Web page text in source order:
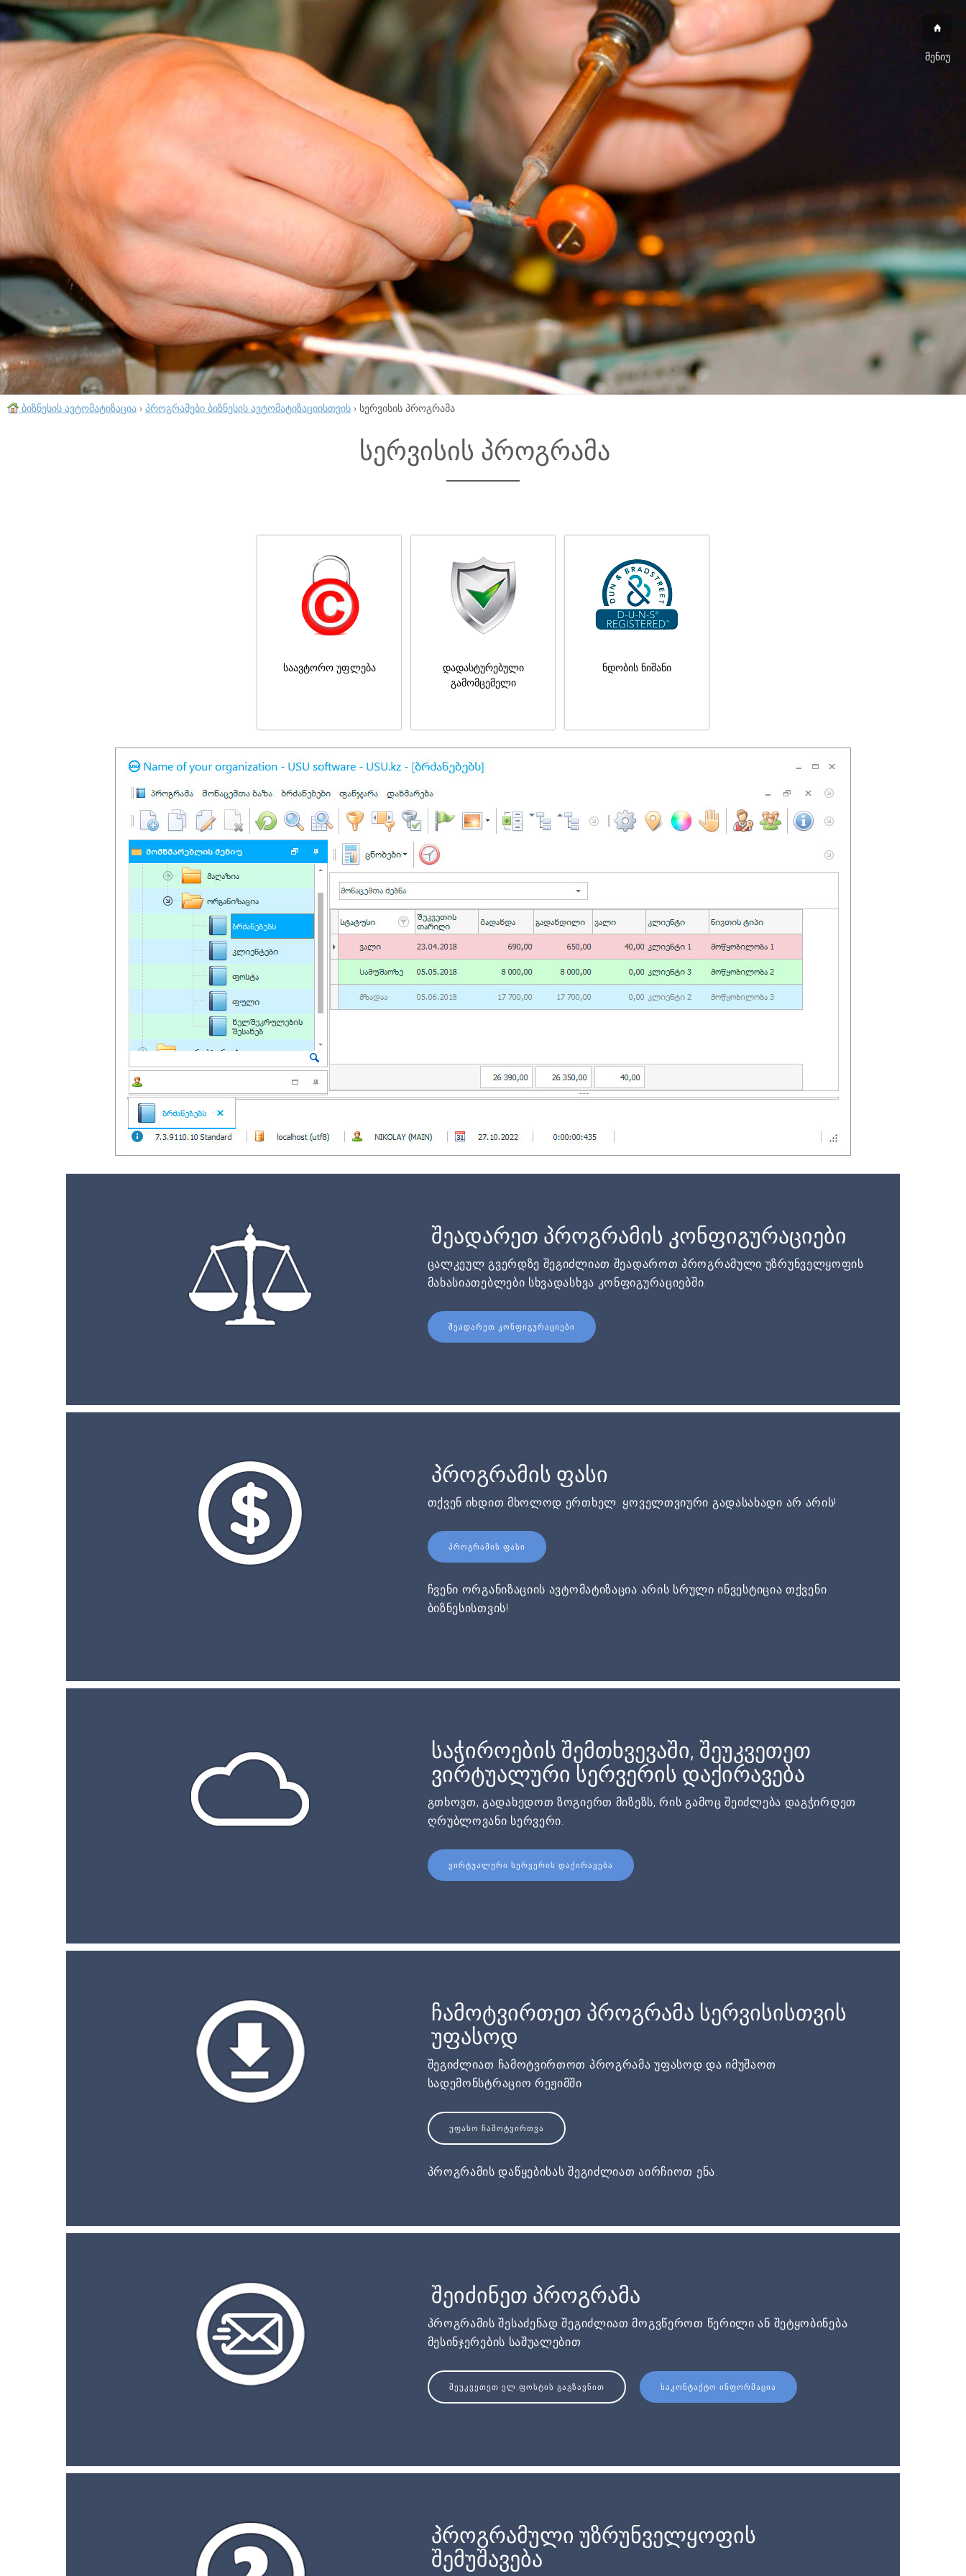
მენიუ
ბიზნესის ავტომატიზაცია › პროგრამები ბიზნესის ავტომატიზაციისთვის › სერვისის პროგრამა
სერვისის პროგრამა
საავტორო უფლება
დადასტურებული
გამომცემელი
ნდობის ნიშანი
შეადარეთ პროგრამის კონფიგურაციები
ცალკეულ გვერდზე შეგიძლიათ შეადაროთ პროგრამული უზრუნველყოფის
მახასიათებლები სხვადასხვა კონფიგურაციებში.
ᲨᲔᲐᲓᲐᲠᲔᲗ ᲙᲝᲜᲤᲘᲒᲣᲠᲐᲪᲘᲔᲑᲘ
პროგრამის ფასი
თქვენ იხდით მხოლოდ ერთხელ. ყოველთვიური გადასახადი არ არის!
ᲞᲠᲝᲒᲠᲐᲛᲘᲡ ᲤᲐᲡᲘ
ჩვენი ორგანიზაციის ავტომატიზაცია არის სრული ინვესტიცია თქვენი
ბიზნესისთვის!
საჭიროების შემთხვევაში, შეუკვეთეთ
ვირტუალური სერვერის დაქირავება
გთხოვთ, გადახედოთ ზოგიერთ მიზეზს, რის გამოც შეიძლება დაგჭირდეთ
ღრუბლოვანი სერვერი.
ᲕᲘᲠᲢᲣᲐᲚᲣᲠᲘ ᲡᲔᲠᲕᲔᲠᲘᲡ ᲓᲐᲥᲘᲠᲐᲕᲔᲑᲐ
ჩამოტვირთეთ პროგრამა სერვისისთვის
უფასოდ
შეგიძლიათ ჩამოტვირთოთ პროგრამა უფასოდ და იმუშაოთ
სადემონსტრაციო რეჟიმში
ᲣᲤᲐᲡᲝ ᲩᲐᲛᲝᲢᲕᲘᲠᲗᲕᲐ
პროგრამის დაწყებისას შეგიძლიათ აირჩიოთ ენა.
შეიძინეთ პროგრამა
პროგრამის შესაძენად შეგიძლიათ მოგვწეროთ წერილი ან შეტყობინება
მესინჯერების საშუალებით
ᲨᲔᲣᲙᲕᲔᲗᲔᲗ ᲔᲚ.ᲤᲝᲡᲢᲘᲡ ᲒᲐᲒᲖᲐᲕᲜᲘᲗ ᲡᲐᲙᲝᲜᲢᲐᲥᲢᲝ ᲘᲜᲤᲝᲠᲛᲐᲪᲘᲐ
პროგრამული უზრუნველყოფის
შემუშავება